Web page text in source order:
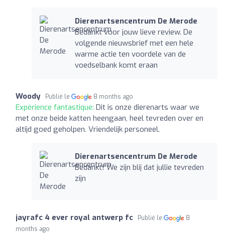
Dierenartsencentrum De Merode
Bedankt voor jouw lieve review. De
volgende nieuwsbrief met een hele
warme actie ten voordele van de
voedselbank komt eraan
Woody Publié le 8 months ago
Expérience fantastique: Dit is onze dierenarts waar we
met onze beide katten heengaan, heel tevreden over en
altijd goed geholpen. Vriendelijk personeel.
Dierenartsencentrum De Merode
Bedankt! We zijn blij dat jullie tevreden
zijn
jayrafc 4 ever royal antwerp fc Publié le
8
months ago